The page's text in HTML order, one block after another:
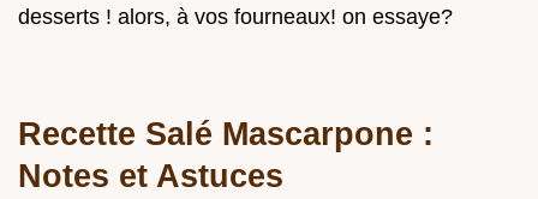
desserts ! alors, à vos fourneaux! on essaye?
Recette Salé Mascarpone :
Notes et Astuces